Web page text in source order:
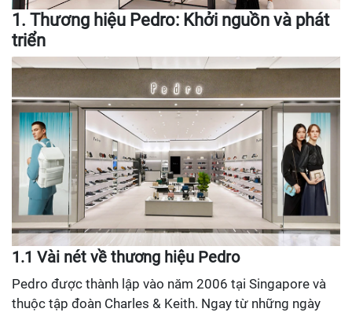
1. Thương hiệu Pedro: Khởi nguồn và phát
triển
1.1 Vài nét về thương hiệu Pedro
Pedro được thành lập vào năm 2006 tại Singapore và
thuộc tập đoàn Charles & Keith. Ngay từ những ngày